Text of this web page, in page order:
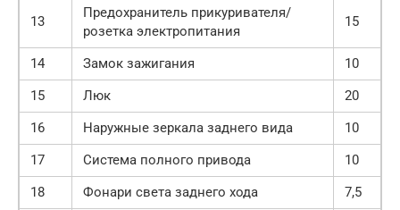
13
Предохранитель прикуривателя/
розетка электропитания
15
14 Замок зажигания
10
15
Люк
20
16
Наружные зеркала заднего вида
10
17
Система полного привода
10
18
Фонари света заднего хода
7,5